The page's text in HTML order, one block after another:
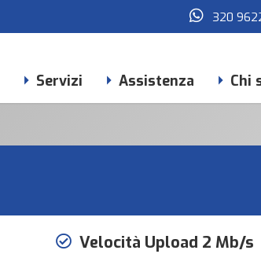
320
Servizi Assistenza Chi
Velocità Upload 2 Mb/s